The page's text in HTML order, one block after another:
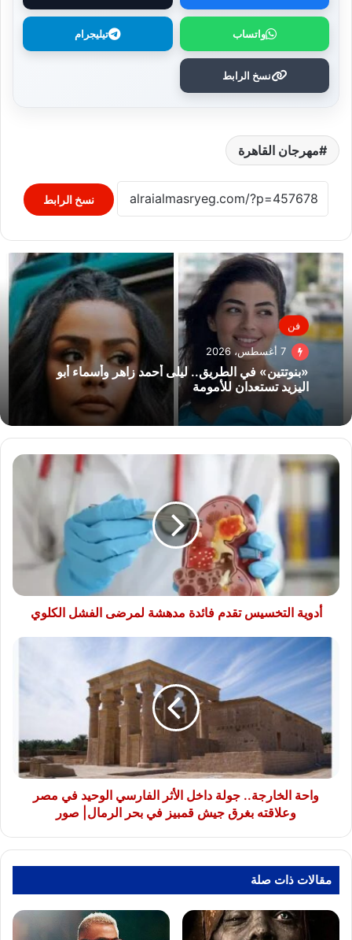
واتساب تيليجرام
نسخ الرابط
مهرجان القاهرة
نسخ الرابط
فن
7 أغسطس، 2026
«بنوتتين» في الطريق.. ليلى أحمد زاهر وأسماء أبو
اليزيد تستعدان للأمومة
أدوية
التخسيس
فائدة
الفشل
الكلوي
أدوية التخسيس تقدم فائدة مدهشة لمرضى الفشل الكلوي
الخارجة..
جولة
الفارسي
الوحيد
مصر
وعلاقته
الرمال|
صور
واحة الخارجة.. جولة داخل الأثر الفارسي الوحيد في مصر
وعلاقته بغرق جيش قمبيز في بحر الرمال| صور
مقالات ذات صلة